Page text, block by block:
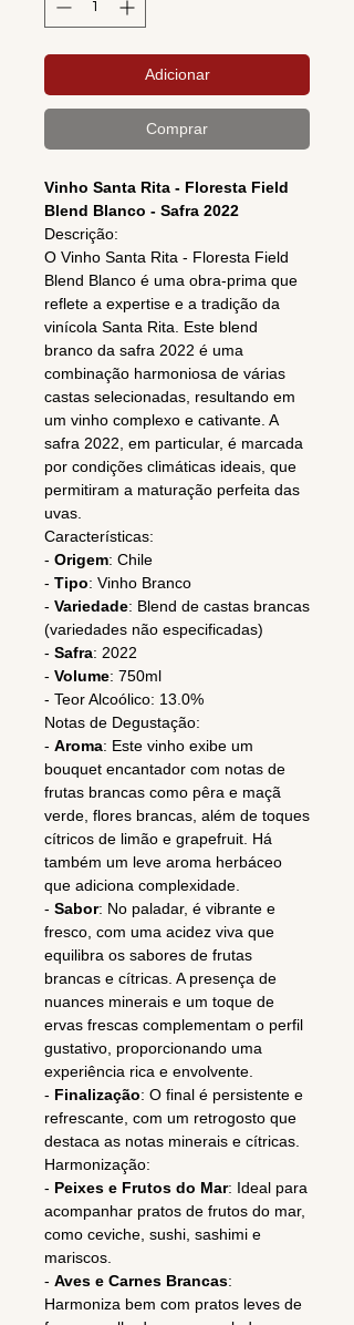
Adicionar
Comprar
Vinho Santa Rita - Floresta Field
Blend Blanco - Safra 2022
Descrição:
O Vinho Santa Rita - Floresta Field
Blend Blanco é uma obra-prima que
reflete a expertise e a tradição da
vinícola Santa Rita. Este blend
branco da safra 2022 é uma
combinação harmoniosa de várias
castas selecionadas, resultando em
um vinho complexo e cativante. A
safra 2022, em particular, é marcada
por condições climáticas ideais, que
permitiram a maturação perfeita das
uvas.
Características:
- Origem: Chile
- Tipo: Vinho Branco
- Variedade: Blend de castas brancas
(variedades não especificadas)
- Safra: 2022
- Volume: 750ml
- Teor Alcoólico: 13.0%
Notas de Degustação:
- Aroma: Este vinho exibe um
bouquet encantador com notas de
frutas brancas como pêra e maçã
verde, flores brancas, além de toques
cítricos de limão e grapefruit. Há
também um leve aroma herbáceo
que adiciona complexidade.
- Sabor: No paladar, é vibrante e
fresco, com uma acidez viva que
equilibra os sabores de frutas
brancas e cítricas. A presença de
nuances minerais e um toque de
ervas frescas complementam o perfil
gustativo, proporcionando uma
experiência rica e envolvente.
- Finalização: O final é persistente e
refrescante, com um retrogosto que
destaca as notas minerais e cítricas.
Harmonização:
- Peixes e Frutos do Mar: Ideal para
acompanhar pratos de frutos do mar,
como ceviche, sushi, sashimi e
mariscos.
- Aves e Carnes Brancas:
Harmoniza bem com pratos leves de